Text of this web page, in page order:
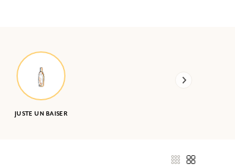
JUSTE UN BAISER